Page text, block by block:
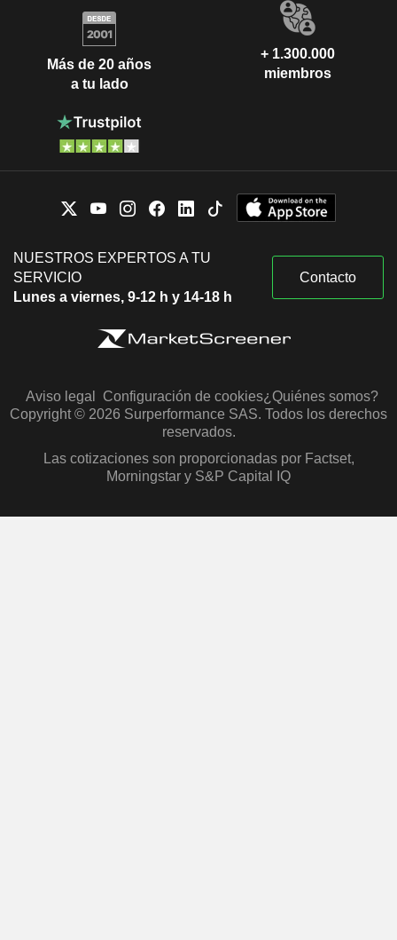
Más de 20 años
a tu lado
+ 1.300.000
miembros
NUESTROS EXPERTOS A TU
SERVICIO
Lunes a viernes, 9-12 h y 14-18 h
Contacto
Aviso legal Configuración de cookies¿Quiénes somos?
Copyright © 2026 Surperformance SAS. Todos los derechos
reservados.
Las cotizaciones son proporcionadas por Factset,
Morningstar y S&P Capital IQ